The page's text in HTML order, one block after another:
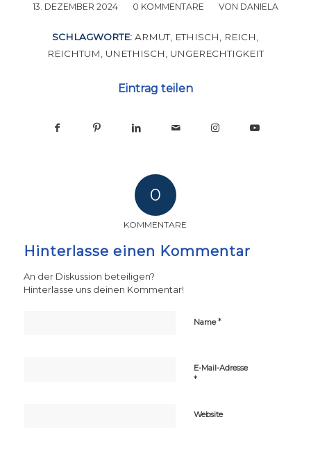
13. DEZEMBER 2024
/ 0 KOMMENTARE
/ VON DANIELA
SCHLAGWORTE: ARMUT, ETHISCH REICH
REICHTUM
UNETHISCH UNGERECHTIGKEIT
Eintrag teilen
0
KOMMENTARE
Hinterlasse einen Kommentar
An der Diskussion beteiligen?
Hinterlasse uns deinen Kommentar!
Name*
E-Mail-Adresse
*
Website